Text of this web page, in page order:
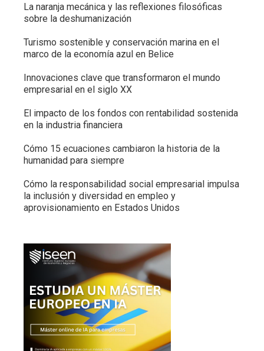
La naranja mecánica y las reflexiones filosóficas
sobre la deshumanización
Turismo sostenible y conservación marina en el
marco de la economía azul en Belice
Innovaciones clave que transformaron el mundo
empresarial en el siglo XX
El impacto de los fondos con rentabilidad sostenida
en la industria financiera
Cómo 15 ecuaciones cambiaron la historia de la
humanidad para siempre
Cómo la responsabilidad social empresarial impulsa
la inclusión y diversidad en empleo y
aprovisionamiento en Estados Unidos